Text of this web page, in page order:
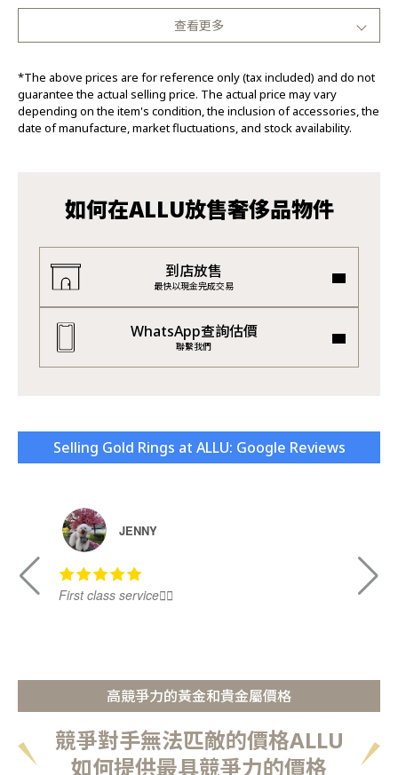
查看更多
*The above prices are for reference only (tax included) and do not
guarantee the actual selling price. The actual price may vary
depending on the item's condition, the inclusion of accessories, the
date of manufacture, market fluctuations, and stock availability.
如何在ALLU放售奢侈品物件
到店放售
最快以現金完成交易
WhatsApp查詢估價
聯繫我們
Selling Gold Rings at ALLU: Google Reviews
First class service👍🏻
JENNY
高競爭力的黃金和貴金屬價格
競爭對手無法匹敵的價格ALLU
如何提供最具競爭力的價格